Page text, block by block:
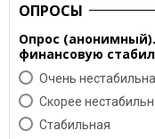
ОПРОСЫ
Опрос
финансовую
Очень
Скорее
Cтабильная